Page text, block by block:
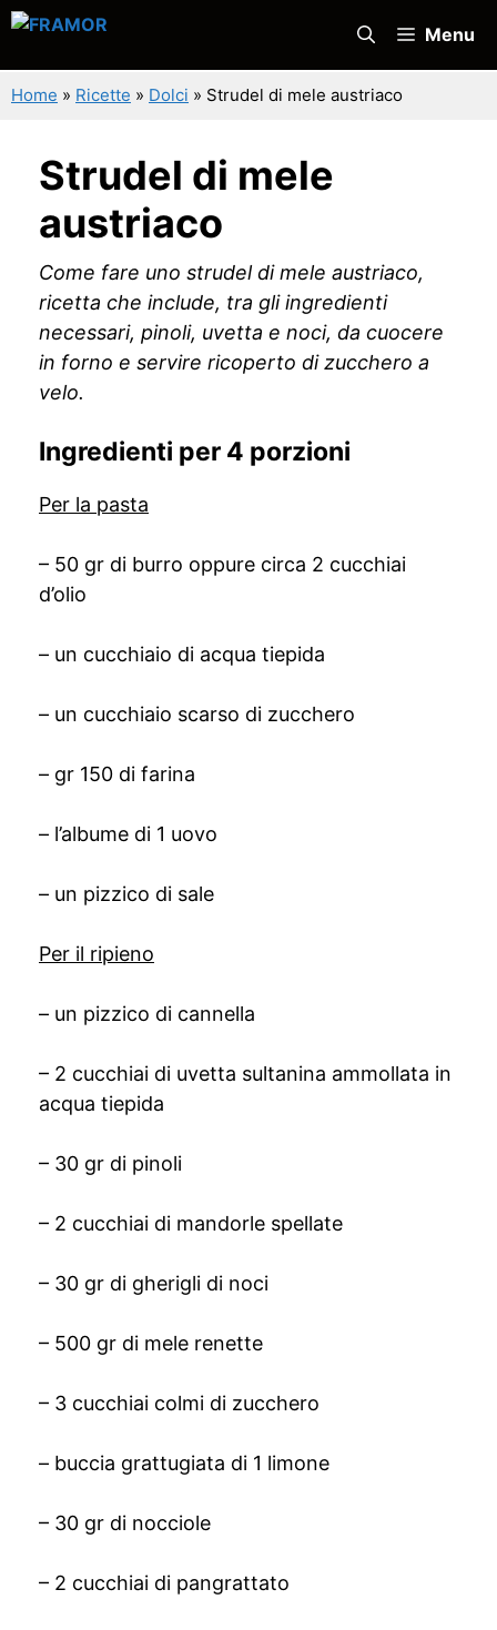
Vai
contenuto
Menu
Home » Ricette » Dolci » Strudel di mele austriaco
Strudel di mele
austriaco
Come fare uno strudel di mele austriaco,
ricetta che include, tra gli ingredienti
necessari, pinoli, uvetta e noci, da cuocere
in forno e servire ricoperto di zucchero a
velo.
Ingredienti per 4 porzioni
Per la pasta
– 50 gr di burro oppure circa 2 cucchiai
d’olio
– un cucchiaio di acqua tiepida
– un cucchiaio scarso di zucchero
– gr 150 di farina
– l’albume di 1 uovo
– un pizzico di sale
Per il ripieno
– un pizzico di cannella
– 2 cucchiai di uvetta sultanina ammollata in
acqua tiepida
– 30 gr di pinoli
– 2 cucchiai di mandorle spellate
– 30 gr di gherigli di noci
– 500 gr di mele renette
– 3 cucchiai colmi di zucchero
– buccia grattugiata di 1 limone
– 30 gr di nocciole
– 2 cucchiai di pangrattato